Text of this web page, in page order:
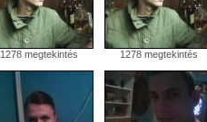
1278 megtekintés 1278 megtekintés